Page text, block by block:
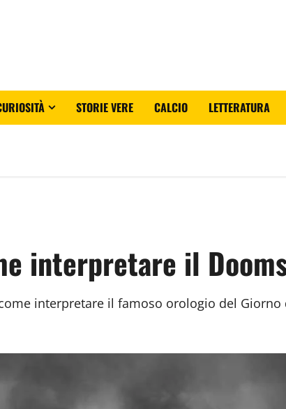
STORIE VERE CALCIO LETTERATURA
interpretare il
interpretare il famoso orologio del Giorno